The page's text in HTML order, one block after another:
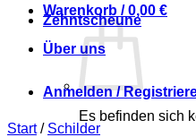
Warenkorb /0,00 €
Es befinden sich
Zehntscheune
Über uns
Anmelden /
Start / Schilder